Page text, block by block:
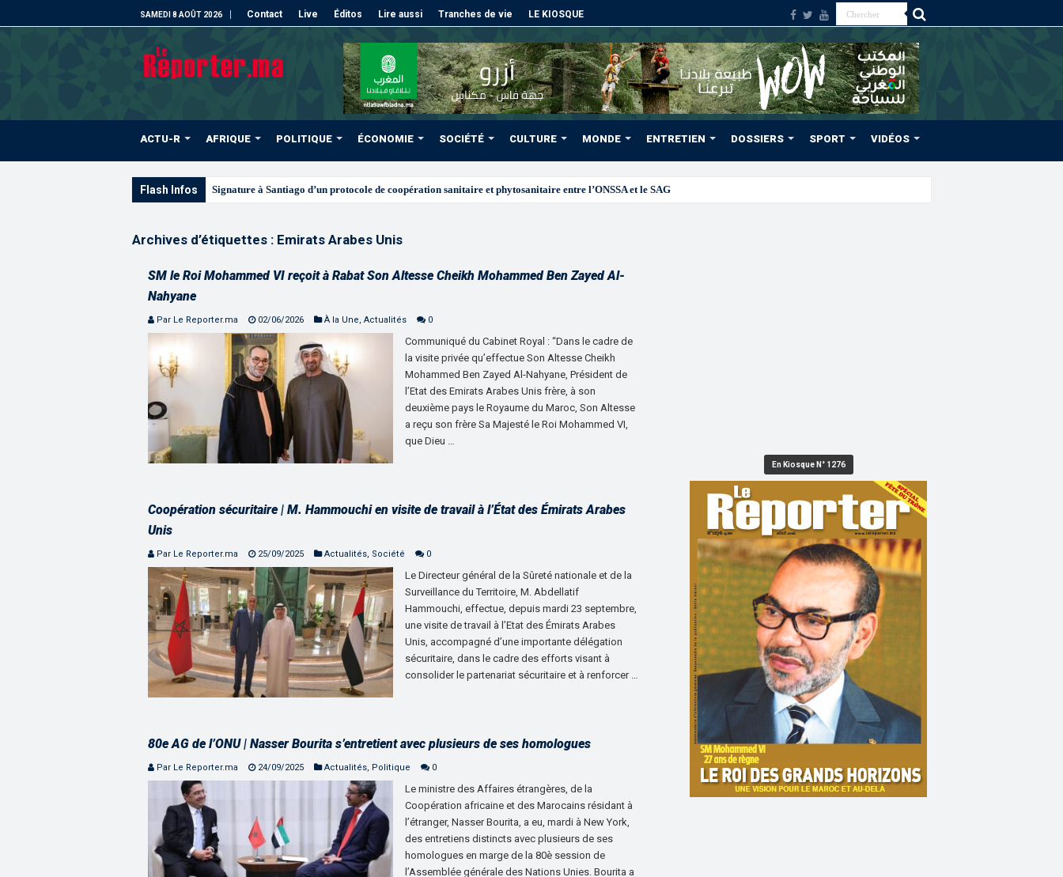
SAMEDI 8 AOÛT 2026 Contact Live Éditos Lire aussi Tranches de vie LE KIOSQUE
ACTU-R AFRIQUE POLITIQUE ÉCONOMIE SOCIÉTÉ CULTURE MONDE ENTRETIEN DOSSIERS SPORT VIDÉOS
Flash Infos Les CRI mobilisés du 10
Archives d’étiquettes : Emirats Arabes Unis
SM le Roi Mohammed VI reçoit à Rabat Son Altesse Cheikh Mohammed Ben Zayed Al-
Nahyane
Par Le Reporter.ma 02/06/2026 À la Une, Actualités 0
Communiqué du Cabinet Royal : “Dans le cadre de
la visite privée qu’effectue Son Altesse Cheikh
Mohammed Ben Zayed Al-Nahyane, Président de
l’Etat des Emirats Arabes Unis frère, à son
deuxième pays le Royaume du Maroc, Son Altesse
a reçu son frère Sa Majesté le Roi Mohammed VI,
que Dieu …
Coopération sécuritaire | M. Hammouchi en visite de travail à l’État des Émirats Arabes
Unis
Par Le Reporter.ma 25/09/2025 Actualités, Société 0
Le Directeur général de la Sûreté nationale et de la
Surveillance du Territoire, M. Abdellatif
Hammouchi, effectue, depuis mardi 23 septembre,
une visite de travail à l’Etat des Émirats Arabes
Unis, accompagné d’une importante délégation
sécuritaire, dans le cadre des efforts visant à
consolider le partenariat sécuritaire et à renforcer …
80e AG de l’ONU | Nasser Bourita s’entretient avec plusieurs de ses homologues
Par Le Reporter.ma 24/09/2025 Actualités, Politique 0
Le ministre des Affaires étrangères, de la
Coopération africaine et des Marocains résidant à
l’étranger, Nasser Bourita, a eu, mardi à New York,
des entretiens distincts avec plusieurs de ses
homologues en marge de la 80è session de
l’Assemblée générale des Nations Unies. Bourita a
En Kiosque N° 1276